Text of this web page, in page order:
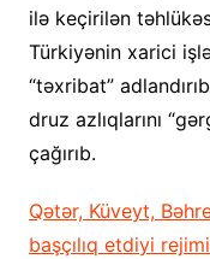
ilə keçirilən
Türkiyənin xarici
“təxribat”
druz azlıqlarını
çağırıb.
Qətər, Küveyt,
başçılıq etdiyi